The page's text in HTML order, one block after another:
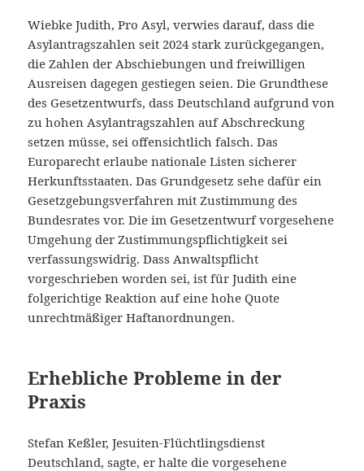
Wiebke Judith, Pro Asyl, verwies darauf, dass die
Asylantragszahlen seit 2024 stark zurückgegangen,
die Zahlen der Abschiebungen und freiwilligen
Ausreisen dagegen gestiegen seien. Die Grundthese
des Gesetzentwurfs, dass Deutschland aufgrund von
zu hohen Asylantragszahlen auf Abschreckung
setzen müsse, sei offensichtlich falsch. Das
Europarecht erlaube nationale Listen sicherer
Herkunftsstaaten. Das Grundgesetz sehe dafür ein
Gesetzgebungsverfahren mit Zustimmung des
Bundesrates vor. Die im Gesetzentwurf vorgesehene
Umgehung der Zustimmungspflichtigkeit sei
verfassungswidrig. Dass Anwaltspflicht
vorgeschrieben worden sei, ist für Judith eine
folgerichtige Reaktion auf eine hohe Quote
unrechtmäßiger Haftanordnungen.
Erhebliche Probleme in der
Praxis
Stefan Keßler, Jesuiten-Flüchtlingsdienst
Deutschland, sagte, er halte die vorgesehene